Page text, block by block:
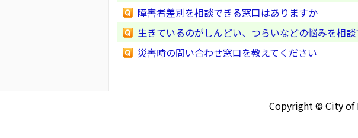
障害者差別を相談できる窓口はありますか
生きているのがしんどい、つらいなどの悩みを相
災害時の問い合わせ窓口を教えてください
Copyright © City of